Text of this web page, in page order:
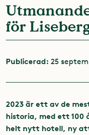
för
Publicerad: 25
2023 är ett av de
historia, med ett
helt nytt hotell, ny